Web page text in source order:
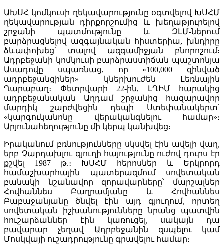
ԱԽՍՀ կոմկուսի ղեկավարությունը օգտվելով ԽՍՀՄ
ղեկավարության դիրքորշումից և խեղաթյուրելով
շրջանի պատմությունը և ԶԼՄ-ներում
բարձրացնելով ազգայնական հիստերիա, խնդիրը
ձևափոխեց՝ տալով ազգամիջյան բնորոշում։
Ադրբեջանի կոմկուսի բարձրաստիճան պաշտոնյա
Ասադովը սպառնաց, որ «100,000 զինված
ադրբեջանցիներ» կներխուժեն Լեռնային
Ղարաբաղ։ Փետրվարի 22-ին, ԼՂԻՄ հարակից
ադրբեջանական Աղդամ շրջանից հազարավոր
մարդիկ շարժվեցին դեպի Ստեփանակերտ՝
«կարգուկանոնը վերականգնելու համար»։
Արյունահեղությունը մի կերպ կանխվեց։
Իրականում բռնությունները սկսվել էին ավելի վաղ,
երբ Չարդախլու գյուղի հայությունը ուժով դուրս էր
քշվել 1987 թ.։ ԽՍՀՄ հերոսներ և Երկրորդ
համաշխարհային պատերազմում սովետական
բանակի նշանավոր զորավարները՝ մարշալներ
Հովհաննես Բաղրամյանը և Հովհաննես
Բաբաջանյանը ծնվել էին այդ գյուղում, որտեղ
սովետական իշխանությունները նրանց պատվին
հուշարձաններ էին կառուցել, սակայն դա
բավարար չեղավ Ադրբեջանին զսպելու կամ
Մոսկվայի ուշադրությունը գրավելու համար։